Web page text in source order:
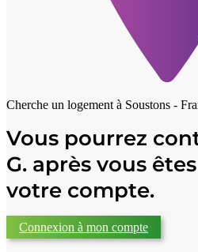
Cherche un logement à Soustons -
Vous pourrez
G. après vous
votre compte.
Connexion à mon compte